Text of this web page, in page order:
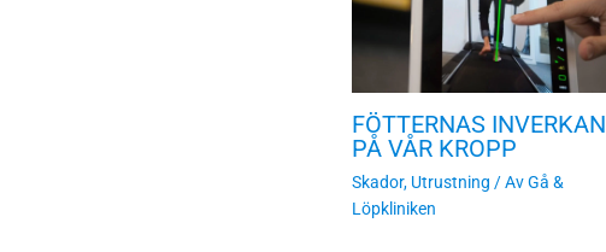
FÖTTERNAS INVERKAN
PÅ VÅR KROPP
Skador, Utrustning / AvGå &
Löpkliniken